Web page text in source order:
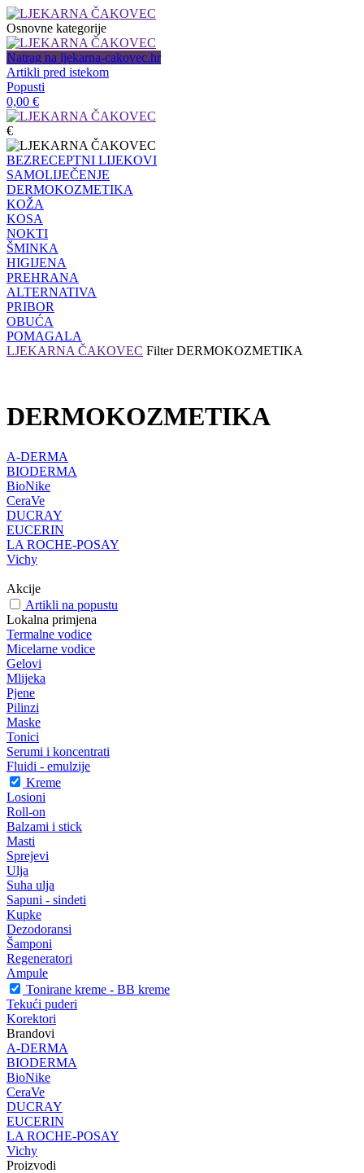
Osnovne kategorije
Natrag na ljekarna-cakovec.hr
Artikli pred istekom
Popusti
0,00 €
€
BEZRECEPTNI LIJEKOVI
SAMOLIJEČENJE
DERMOKOZMETIKA
KOŽA
KOSA
NOKTI
ŠMINKA
HIGIJENA
PREHRANA
ALTERNATIVA
PRIBOR
OBUĆA
POMAGALA
LJEKARNA ČAKOVEC Filter DERMOKOZMETIKA
DERMOKOZMETIKA
A-DERMA
BIODERMA
BioNike
CeraVe
DUCRAY
EUCERIN
LA ROCHE-POSAY
Vichy
Akcije
Artikli na popustu
Lokalna primjena
Termalne vodice
Micelarne vodice
Gelovi
Mlijeka
Pjene
Pilinzi
Maske
Tonici
Serumi i koncentrati
Fluidi - emulzije
Kreme
Losioni
Roll-on
Balzami i stick
Masti
Sprejevi
Ulja
Suha ulja
Sapuni - sindeti
Kupke
Dezodoransi
Šamponi
Regeneratori
Ampule
Tonirane kreme - BB kreme
Tekući puderi
Korektori
Brandovi
A-DERMA
BIODERMA
BioNike
CeraVe
DUCRAY
EUCERIN
LA ROCHE-POSAY
Vichy
Proizvodi